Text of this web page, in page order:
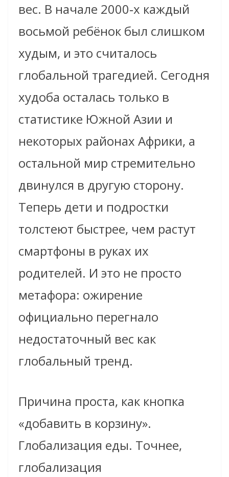
вес. В начале 2000‑х каждый
восьмой ребёнок был слишком
худым, и это считалось
глобальной трагедией. Сегодня
худоба осталась только в
статистике Южной Азии и
некоторых районах Африки, а
остальной мир стремительно
двинулся в другую сторону.
Теперь дети и подростки
толстеют быстрее, чем растут
смартфоны в руках их
родителей. И это не просто
метафора: ожирение
официально перегнало
недостаточный вес как
глобальный тренд.
Причина проста, как кнопка
«добавить в корзину».
Глобализация еды. Точнее,
глобализация